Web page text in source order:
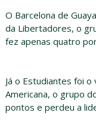
O Barcelona de
da Libertadores, o
fez apenas quatro
Já o Estudiantes foi o
Americana, o grupo
pontos e perdeu a